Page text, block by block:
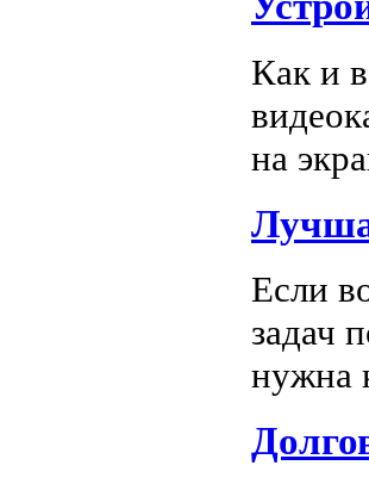
Как и
на
Если
задач
нужна